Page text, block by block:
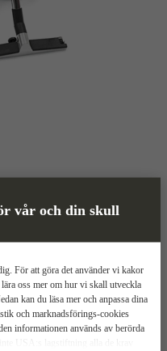
vår och din skull
För att göra det använder vi kakor
oss mer om hur vi skall utveckla
kan du läsa mer och anpassa dina
och marknadsförings-cookies
informationen används av berörda
USA:s lagstiftning alla de krav
S13
Manualer & dokument